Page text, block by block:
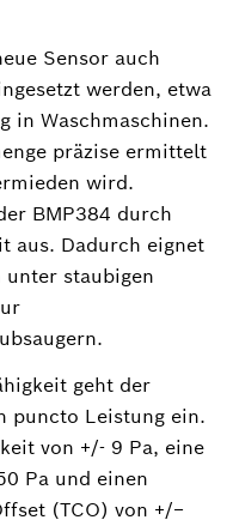
Sensor auch
werden, etwa
in Waschmaschinen.
präzise ermittelt
wird.
BMP384 durch
aus. Dadurch eignet
unter staubigen
geht der
puncto Leistung ein.
von +/- 9 Pa, eine
Pa und einen
(TCO) von +/−